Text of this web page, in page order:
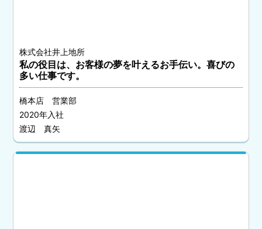
株式会社井上地所
私の役目は、お客様の夢を叶えるお手伝い。喜びの
多い仕事です。
橋本店 営業部
2020年入社
渡辺 真矢